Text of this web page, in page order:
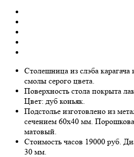
Столешница из слэба
смолы серого цвета.
Поверхность стола покрыта
Цвет: дуб коньяк.
Подстолье изготовлено из
сечением 60х40 мм.
матовый.
Стоимость часов 19000 руб.
30 мм.